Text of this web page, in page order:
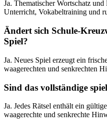
Ja. Thematischer Wortschatz
Unterricht, Vokabeltraining und
Ändert sich Schule-
Spiel?
Ja. Neues Spiel erzeugt ein
waagerechten und senkrechten
Sind das vollständige
Ja. Jedes Rätsel enthält ein
waagerechte und senkrechte